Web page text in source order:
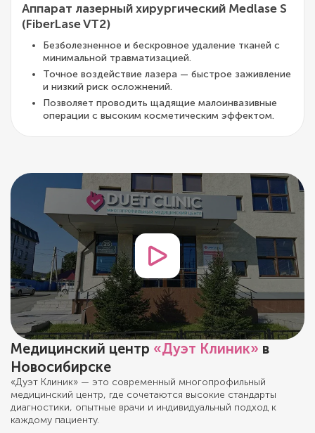
Аппарат лазерный хирургический Medlase S
(FiberLase VT2)
Безболезненное и бескровное удаление тканей с
минимальной травматизацией.
Точное воздействие лазера — быстрое заживление
и низкий риск осложнений.
Позволяет проводить щадящие малоинвазивные
операции с высоким косметическим эффектом.
Медицинский центр «Дуэт Клиник» в
Новосибирске
«Дуэт Клиник» — это современный многопрофильный
медицинский центр, где сочетаются высокие стандарты
диагностики, опытные врачи и индивидуальный подход к
каждому пациенту.